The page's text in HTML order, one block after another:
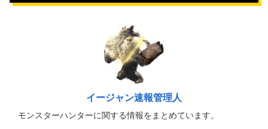
イージャン速報管理人
モンスターハンターに関する情報をまとめています。